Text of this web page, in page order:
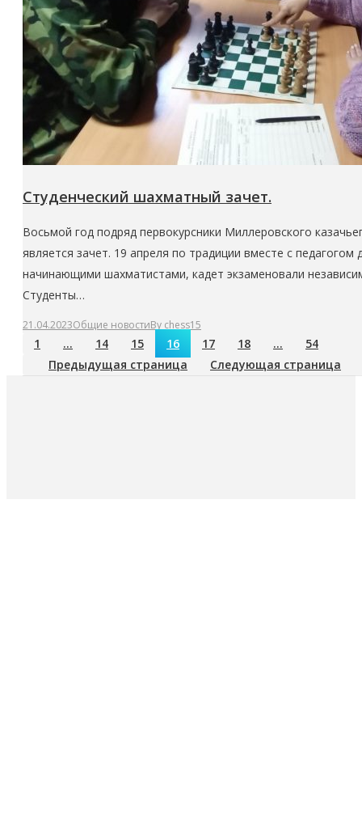
Студенческий шахматный зачет.
Восьмой год подряд первокурсники Миллеровского
является зачет. 19 апреля по традиции вместе с
начинающими шахматистами, кадет экзаменовали
Студенты…
21.04.2023Общие новостиBy chess15
1 … 14 15 16 17 18 …
54
Предыдущая страница
Следующая страница